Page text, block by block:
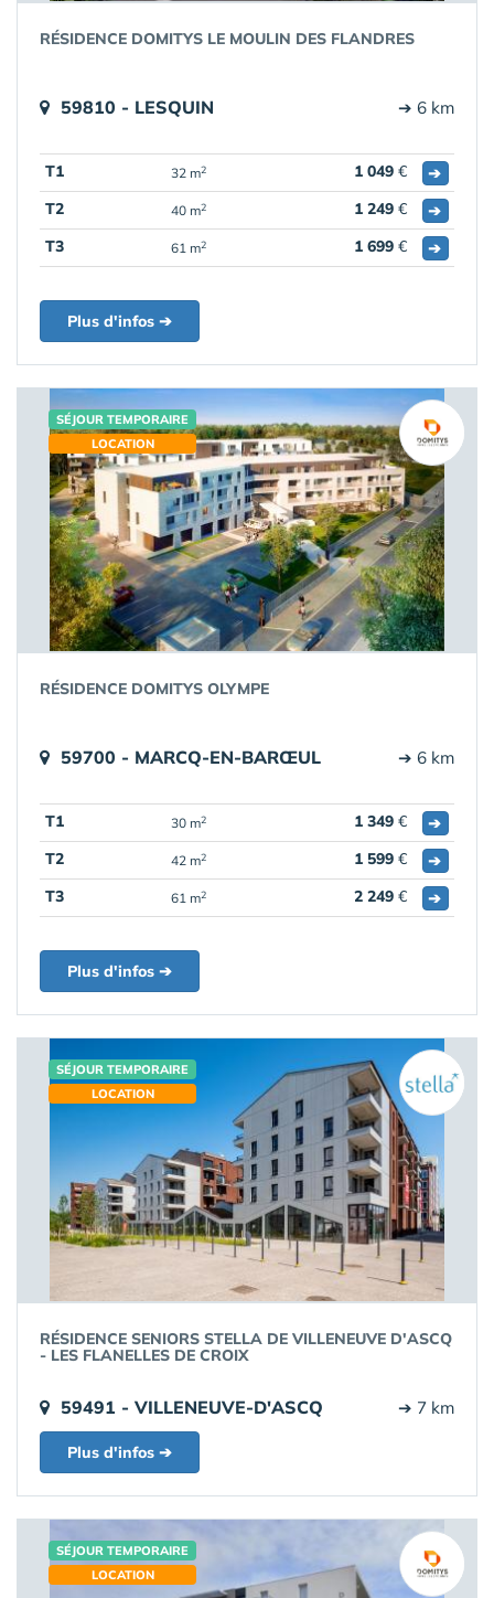
RÉSIDENCE DOMITYS LE MOULIN DES FLANDRES
59810 - LESQUIN ➔ 6 km
T1 32 m2 1 049 €
➔
T2
40 m2 1 249 €
➔
T3
61 m2 1 699 € ➔
Plus d'infos ➔
SÉJOUR TEMPORAIRE
LOCATION
RÉSIDENCE DOMITYS OLYMPE
59700 - MARCQ-EN-BARŒUL ➔ 6 km
T1 30 m2 1 349 €
➔
T2
42 m2 1 599 €
➔
T3
61 m2 2 249 € ➔
Plus d'infos ➔
SÉJOUR TEMPORAIRE
LOCATION
RÉSIDENCE SENIORS STELLA DE VILLENEUVE D'ASCQ
- LES FLANELLES DE CROIX
59491 - VILLENEUVE-D'ASCQ ➔ 7 km
Plus d'infos ➔
SÉJOUR TEMPORAIRE
LOCATION